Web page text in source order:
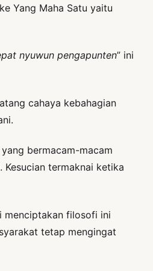
Yang Maha Satu yaitu
nyuwun pengapunten” ini
cahaya kebahagian
bermacam-macam
termaknai ketika
menciptakan filosofi ini
tetap mengingat